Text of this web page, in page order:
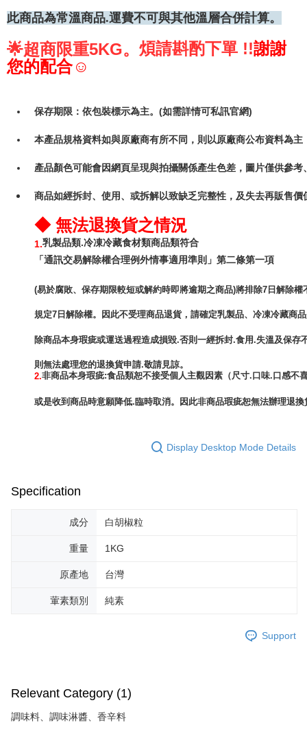
此商品為常溫商品.運費不可與其他溫層合併計算。
🌟超商限重5KG。 煩請斟酌下單 !!謝謝
您的配合☺
保存期限：依包裝標示為主。(如需詳情可私訊官網)
本產品規格資料如與原廠商有所不同，則以原廠商公布資料為主
產品顏色可能會因網頁呈現與拍攝關係產生色差，圖片僅供參
商品如經拆封、使用、或拆解以致缺乏完整性，及失去再販售
◆ 無法退換貨之情況
1.乳製品類.冷凍冷藏食材類商品類符合
「通訊交易解除權合理例外情事適用準則」第二條第一項
(易於腐敗、保存期限較短或解約時即將逾期之商品)將排除7日解除權
規定7日解除權。因此不受理商品退貨，請確定乳製品、冷凍冷藏商
除商品本身瑕疵或運送過程造成損毀.否則一經拆封.食用.失溫及保存
2.非商品本身瑕疵:食品類恕不接受個人主觀因素（尺寸.口味.口感不
或是收到商品時意願降低.臨時取消。因此非商品瑕疵恕無法辦理退
Display Desktop Mode Details
Specification
成分 白胡椒粒
重量 1KG
原產地 台灣
葷素類別 純素
Support
Relevant Category (1)
調味料、調味淋醬、香辛料